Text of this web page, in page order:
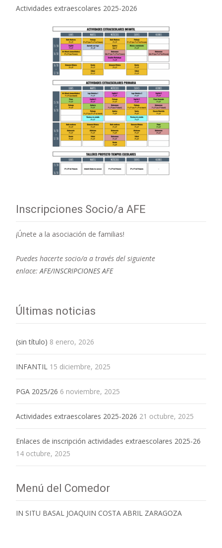
Actividades extraescolares 2025-2026
Inscripciones Socio/a AFE
¡Únete a la asociación de familias!
Puedes hacerte socio/a a través del siguiente
enlace:AFE/INSCRIPCIONES AFE
Últimas noticias
(sin título) 8 enero, 2026
INFANTIL 15 diciembre, 2025
PGA 2025/26 6 noviembre, 2025
Actividades extraescolares 2025-2026 21 octubre, 2025
Enlaces de inscripción actividades extraescolares 2025-26
14 octubre, 2025
Menú del Comedor
IN SITU BASAL JOAQUIN COSTA ABRIL ZARAGOZA